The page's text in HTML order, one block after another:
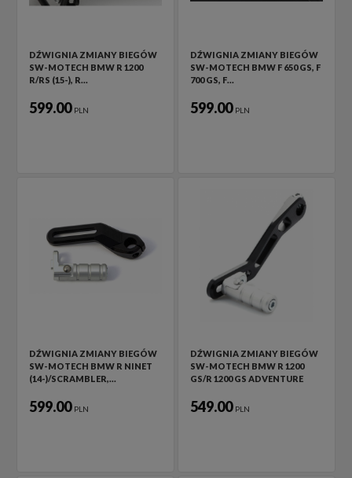
DŹWIGNIA ZMIANY BIEGÓW
SW-MOTECH BMW R 1200
R/RS (15-), R…
599.00 PLN
DŹWIGNIA ZMIANY BIEGÓW
SW-MOTECH BMW F 650 GS, F
700 GS, F…
599.00 PLN
DŹWIGNIA ZMIANY BIEGÓW
SW-MOTECH BMW R NINET
(14-)/SCRAMBLER,…
599.00 PLN
DŹWIGNIA ZMIANY BIEGÓW
SW-MOTECH BMW R 1200
GS/R 1200 GS ADVENTURE
549.00 PLN